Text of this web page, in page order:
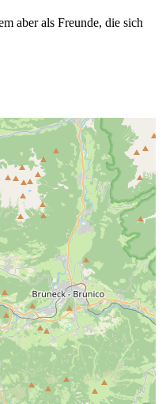
aber als Freunde, die sich